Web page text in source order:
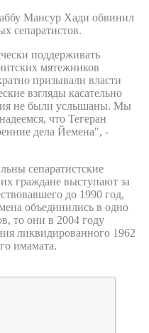
Мансур Хади обвинил
сепаратистов.
поддерживать
мятежников
призывали власти
взгляды касательно
не были услышаны. Мы
что Тегеран
дела Йемена", -
сепаратистские
граждане выступают за
до 1990 год,
объединились в одно
то они в 2004 году
ликвидированного 1962
имамата.